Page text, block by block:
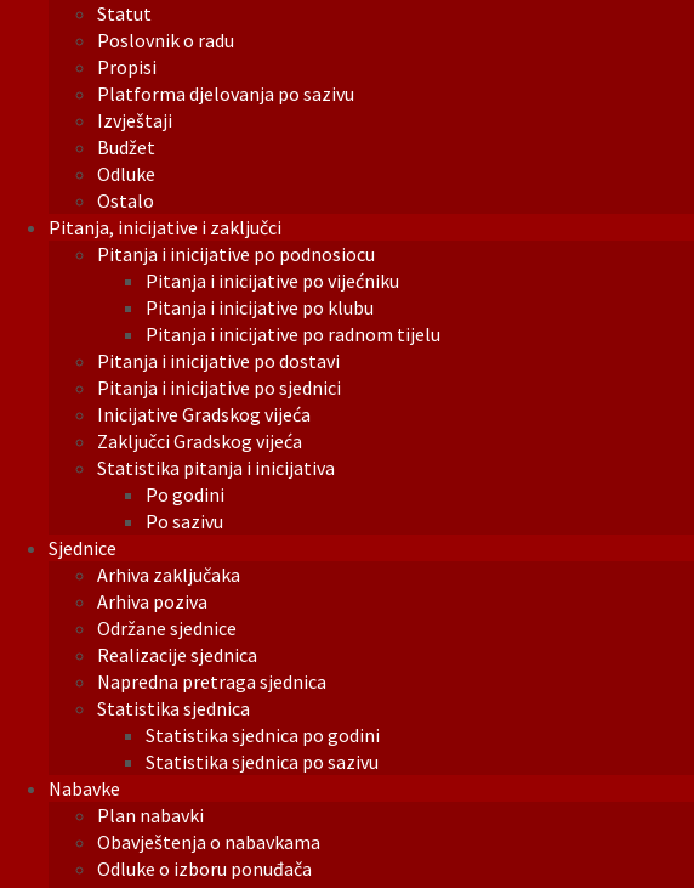
Statut
Poslovnik o radu
Propisi
Platforma djelovanja po sazivu
Izvještaji
Budžet
Odluke
Ostalo
Pitanja, inicijative i zaključci
Pitanja i inicijative po podnosiocu
Pitanja i inicijative po vijećniku
Pitanja i inicijative po klubu
Pitanja i inicijative po radnom tijelu
Pitanja i inicijative po dostavi
Pitanja i inicijative po sjednici
Inicijative Gradskog vijeća
Zaključci Gradskog vijeća
Statistika pitanja i inicijativa
Po godini
Po sazivu
Sjednice
Arhiva zaključaka
Arhiva poziva
Održane sjednice
Realizacije sjednica
Napredna pretraga sjednica
Statistika sjednica
Statistika sjednica po godini
Statistika sjednica po sazivu
Nabavke
Plan nabavki
Obavještenja o nabavkama
Odluke o izboru ponuđača